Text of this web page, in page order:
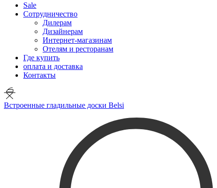
Sale
Сотрудничество
Дилерам
Дизайнерам
Интернет-магазинам
Отелям и ресторанам
Где купить
оплата и доставка
Контакты
Встроенные гладильные доски Belsi